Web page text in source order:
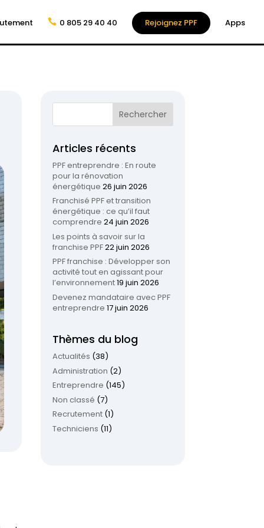
0 805 29 40 40 Rejoignez PPF Apps
Articles récents
PPF entreprendre : En route
pour la rénovation
énergétique 26 juin 2026
Franchisé PPF et transition
énergétique : ce qu’il faut
comprendre 24 juin 2026
Les points à savoir sur la
franchise PPF22 juin 2026
PPF franchise : Développer son
activité tout en agissant pour
l’environnement19 juin 2026
Devenez mandataire avec PPF
entreprendre 17 juin 2026
Thèmes du blog
Actualités (38)
Administration (2)
Entreprendre (145)
Non classé (7)
Recrutement(1)
Techniciens (11)